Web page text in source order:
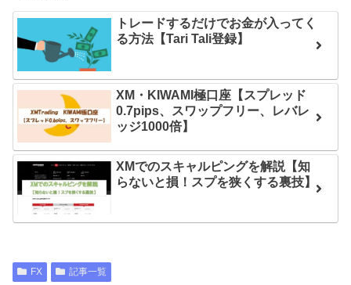
トレードするだけでお金が入ってく
る方法【Tari Tali登録】
XM・KIWAMI極口座【スプレッド
0.7pips、スワップフリー、レバレ
ッジ1000倍】
XMでのスキャルピングを解説【知
らないと損！スプを狭くする裏技】
FX 記事一覧